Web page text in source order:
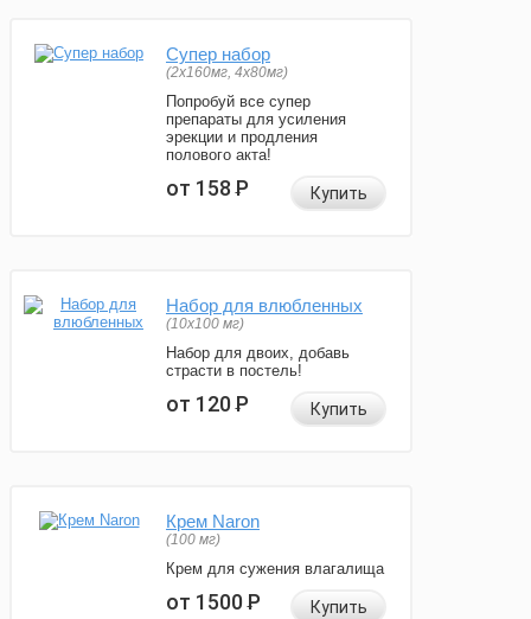
Супер набор
(2х160мг, 4х80мг)
Попробуй все супер
препараты для усиления
эрекции и продления
полового акта!
от 158Р Купить
Набор для влюбленных
(10х100 мг)
Набор для двоих, добавь
страсти в постель!
от 120Р Купить
Крем Naron
(100 мг)
Крем для сужения влагалища
от 1500Р Купить